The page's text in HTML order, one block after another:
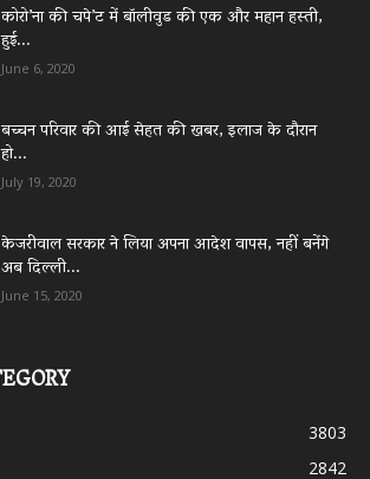
कोरो’ना की चपे’ट में बॉलीवुड की एक और महान हस्ती,
हुई...
June 6, 2020
बच्चन परिवार की आई सेहत की खबर, इलाज के दौरान
हो...
July 19, 2020
केजरीवाल सरकार ने लिया अपना आदेश वापस, नहीं बनेंगे
अब दिल्ली...
June 15, 2020
3803
2842